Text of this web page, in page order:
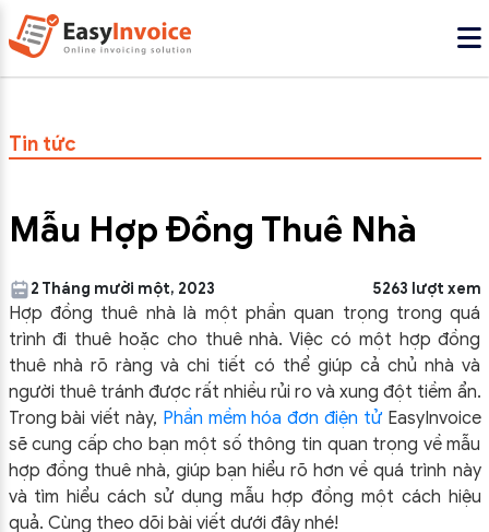
Tin tức
Mẫu Hợp Đồng Thuê Nhà
2 Tháng mười một, 2023 5263 lượt xem
Hợp đồng thuê nhà là một phần quan trọng trong quá
trình đi thuê hoặc cho thuê nhà. Việc có một hợp đồng
thuê nhà rõ ràng và chi tiết có thể giúp cả chủ nhà và
người thuê tránh được rất nhiều rủi ro và xung đột tiềm ẩn.
Trong bài viết này, Phần mềm hóa đơn điện tửEasyInvoice
sẽ cung cấp cho bạn một số thông tin quan trọng về mẫu
hợp đồng thuê nhà, giúp bạn hiểu rõ hơn về quá trình này
và tìm hiểu cách sử dụng mẫu hợp đồng một cách hiệu
quả. Cùng theo dõi bài viết dưới đây nhé!